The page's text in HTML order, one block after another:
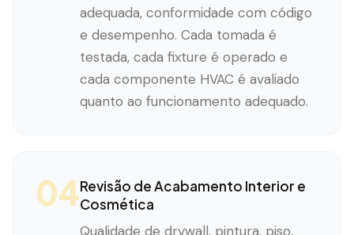
adequada, conformidade com código
e desempenho. Cada tomada é
testada, cada fixture é operado e
cada componente HVAC é avaliado
quanto ao funcionamento adequado.
04Revisão de Acabamento Interior e
Cosmética
Qualidade de drywall, pintura, piso,